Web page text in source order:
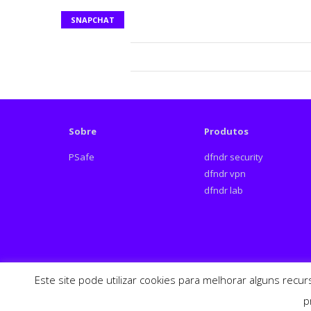
SNAPCHAT
Sobre
PSafe
Produtos
dfndr security
dfndr vpn
dfndr lab
Este site pode utilizar cookies para melhorar alguns